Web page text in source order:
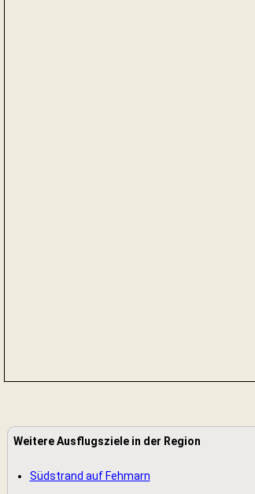
Weitere Ausflugsziele in der Region
Südstrand auf Fehmarn